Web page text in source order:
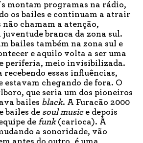
montam programas na rádio,
os bailes e continuam a atrair
chamam a atenção,
juventude branca da zona sul.
bailes também na zona sul e
e aquilo volta a ser uma
periferia, meio invisibilizada.
recebendo essas influências,
estavam chegando de fora. O
que seria um dos pioneiros
bailes black. A Furacão 2000
bailes de soul musice depois
de funk(carioca). À
a sonoridade, vão